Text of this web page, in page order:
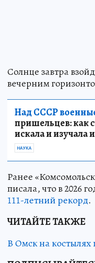
Солнце завтра
вечерним
Над СССР
пришельцев: как
искала и изучала
НАУКА
Ранее
писала, что в 2026
111-летний рекорд.
ЧИТАЙТЕ ТАКЖЕ
В Омск на костылях